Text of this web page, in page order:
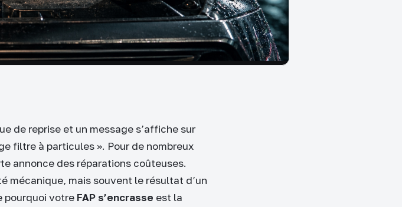
de reprise et un message s’affiche sur
filtre à particules ». Pour de nombreux
annonce des réparations coûteuses.
mécanique, mais souvent le résultat d’un
pourquoi votre FAP s’encrasse est la